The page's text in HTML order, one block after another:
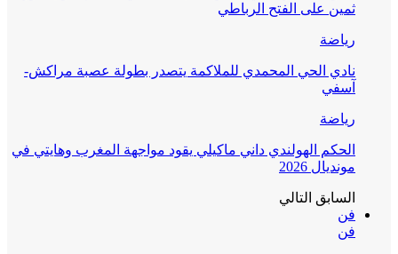
ثمين على الفتح الرباطي
رياضة
نادي الحي المحمدي للملاكمة يتصدر بطولة عصبة مراكش-
آسفي
رياضة
الحكم الهولندي داني ماكيلي يقود مواجهة المغرب وهايتي في
مونديال 2026
السابق التالي
فن
فن